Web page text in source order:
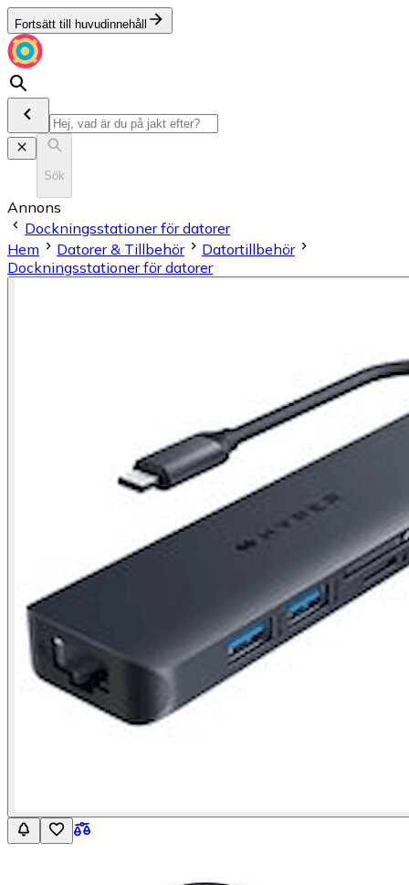
Fortsätt till huvudinnehåll
Sök
Annons
Dockningsstationer för datorer
Hem
Datorer & Tillbehör
Datortillbehör
Dockningsstationer för datorer